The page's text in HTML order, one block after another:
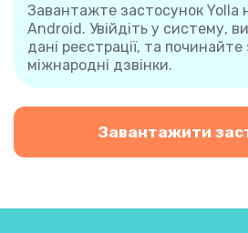
Завантажте застосунок Yolla
Android. Увійдіть у систему,
дані реєстрації, та
міжнародні дзвінки.
Завантажити